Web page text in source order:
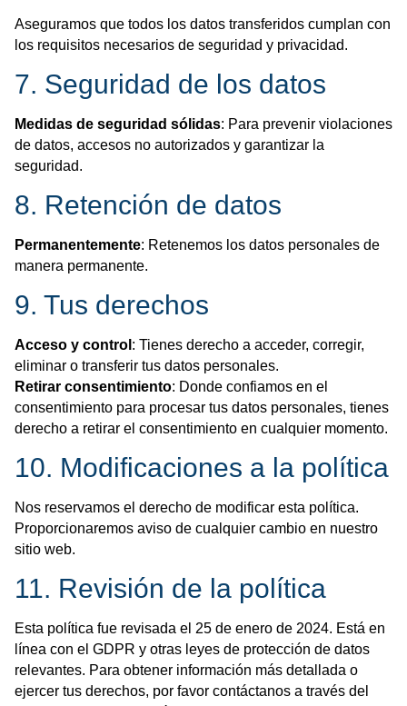
Aseguramos que todos los datos transferidos cumplan con
los requisitos necesarios de seguridad y privacidad.
7. Seguridad de los datos
Medidas de seguridad sólidas: Para prevenir violaciones
de datos, accesos no autorizados y garantizar la
seguridad.
8. Retención de datos
Permanentemente: Retenemos los datos personales de
manera permanente.
9. Tus derechos
Acceso y control : Tienes derecho a acceder, corregir,
eliminar o transferir tus datos personales.
Retirar consentimiento: Donde confiamos en el
consentimiento para procesar tus datos personales, tienes
derecho a retirar el consentimiento en cualquier momento.
10. Modificaciones a la política
Nos reservamos el derecho de modificar esta política.
Proporcionaremos aviso de cualquier cambio en nuestro
sitio web.
11. Revisión de la política
Esta política fue revisada el 25 de enero de 2024. Está en
línea con el GDPR y otras leyes de protección de datos
relevantes. Para obtener información más detallada o
ejercer tus derechos, por favor contáctanos a través del